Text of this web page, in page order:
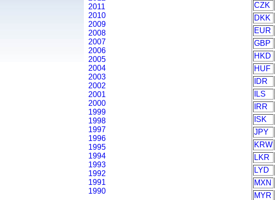
2011
2010
2009
2008
2007
2006
2005
2004
2003
2002
2001
2000
1999
1998
1997
1996
1995
1994
1993
1992
1991
1990
CZK
DKK
EUR
GBP
HKD
HUF
IDR
ILS
IRR
ISK
JPY
KRW
LKR
LYD
MXN
MYR